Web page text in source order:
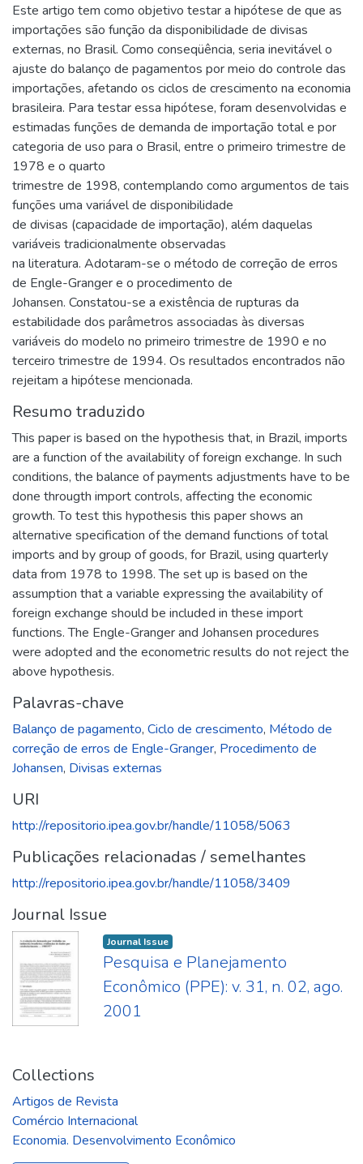
Este artigo tem como objetivo testar a hipótese de que as
importações são função da disponibilidade de divisas
externas, no Brasil. Como conseqüência, seria inevitável o
ajuste do balanço de pagamentos por meio do controle das
importações, afetando os ciclos de crescimento na economia
brasileira. Para testar essa hipótese, foram desenvolvidas e
estimadas funções de demanda de importação total e por
categoria de uso para o Brasil, entre o primeiro trimestre de
1978 e o quarto
trimestre de 1998, contemplando como argumentos de tais
funções uma variável de disponibilidade
de divisas (capacidade de importação), além daquelas
variáveis tradicionalmente observadas
na literatura. Adotaram-se o método de correção de erros
de Engle-Granger e o procedimento de
Johansen. Constatou-se a existência de rupturas da
estabilidade dos parâmetros associadas às diversas
variáveis do modelo no primeiro trimestre de 1990 e no
terceiro trimestre de 1994. Os resultados encontrados não
rejeitam a hipótese mencionada.
Resumo traduzido
This paper is based on the hypothesis that, in Brazil, imports
are a function of the availability of foreign exchange. In such
conditions, the balance of payments adjustments have to be
done througth import controls, affecting the economic
growth. To test this hypothesis this paper shows an
alternative specification of the demand functions of total
imports and by group of goods, for Brazil, using quarterly
data from 1978 to 1998. The set up is based on the
assumption that a variable expressing the availability of
foreign exchange should be included in these import
functions. The Engle-Granger and Johansen procedures
were adopted and the econometric results do not reject the
above hypothesis.
Palavras-chave
Balanço de pagamento, Ciclo de crescimento, Método de
correção de erros de Engle-Granger, Procedimento de
Johansen, Divisas externas
URI
http://repositorio.ipea.gov.br/handle/11058/5063
Publicações relacionadas / semelhantes
http://repositorio.ipea.gov.br/handle/11058/3409
Journal Issue
Journal Issue
Pesquisa e Planejamento
Econômico (PPE): v. 31, n. 02, ago.
2001
Collections
Artigos de Revista
Comércio Internacional
Economia. Desenvolvimento Econômico